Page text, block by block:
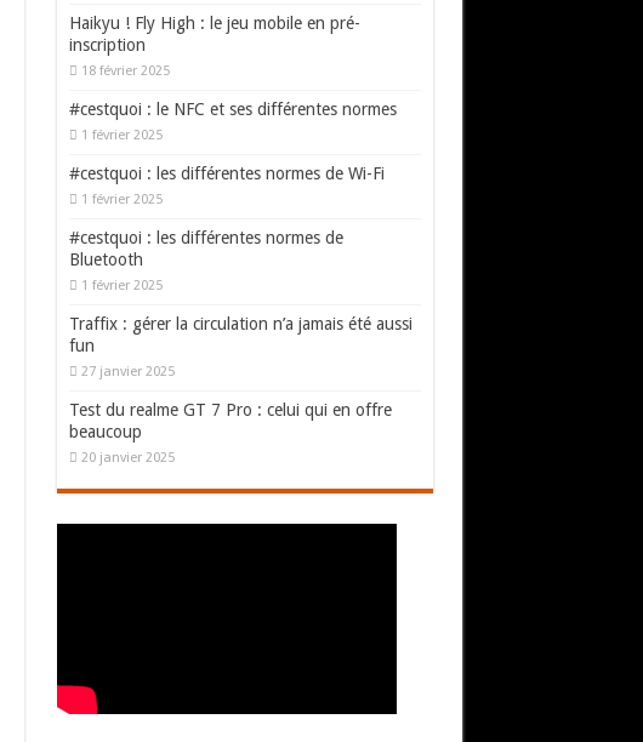
Haikyu ! Fly High : le jeu mobile en pré-
inscription
18 février 2025
#cestquoi : le NFC et ses différentes normes
1 février 2025
#cestquoi : les différentes normes de Wi-Fi
1 février 2025
#cestquoi : les différentes normes de
Bluetooth
1 février 2025
Traffix : gérer la circulation n’a jamais été aussi
fun
27 janvier 2025
Test du realme GT 7 Pro : celui qui en offre
beaucoup
20 janvier 2025